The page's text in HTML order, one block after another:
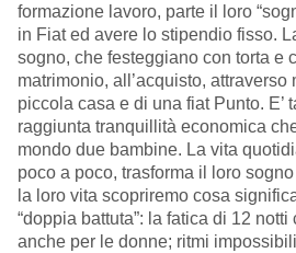
formazione lavoro, parte il loro
in Fiat ed avere lo stipendio fisso.
sogno, che festeggiano con torta e
matrimonio, all’acquisto, attraverso
piccola casa e di una fiat Punto. E’
raggiunta tranquillità economica
mondo due bambine. La vita
poco a poco, trasforma il loro
la loro vita scopriremo cosa
“doppia battuta”: la fatica di 12
anche per le donne; ritmi